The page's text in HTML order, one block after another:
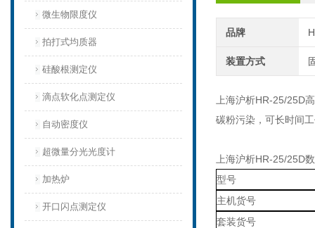
微生物限度仪
拍打式均质器
硅酸根测定仪
滴点软化点测定仪
自动密度仪
超微量分光光度计
加热炉
开口闪点测定仪
品牌
装置方式
上海沪析HR-25/25D
碳粉污染，可长时间
上海沪析HR-25/25D
型号
主机货号
套装货号